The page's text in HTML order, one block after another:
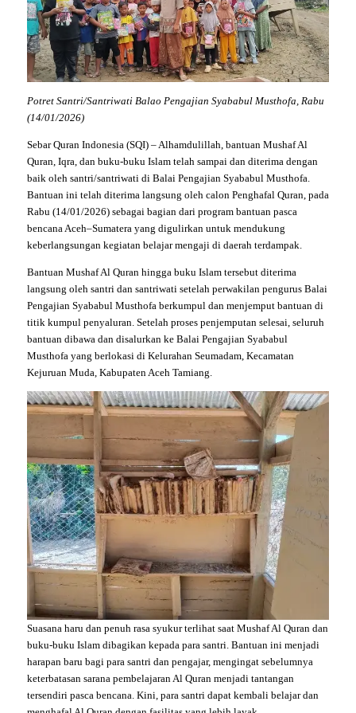
Potret Santri/Santriwati Balao Pengajian Syababul Musthofa, Rabu
(14/01/2026)
Sebar Quran Indonesia (SQI) – Alhamdulillah, bantuan Mushaf Al
Quran, Iqra, dan buku-buku Islam telah sampai dan diterima dengan
baik oleh santri/santriwati di Balai Pengajian Syababul Musthofa.
Bantuan ini telah diterima langsung oleh calon Penghafal Quran, pada
Rabu (14/01/2026) sebagai bagian dari program bantuan pasca
bencana Aceh–Sumatera yang digulirkan untuk mendukung
keberlangsungan kegiatan belajar mengaji di daerah terdampak.
Bantuan Mushaf Al Quran hingga buku Islam tersebut diterima
langsung oleh santri dan santriwati setelah perwakilan pengurus Balai
Pengajian Syababul Musthofa berkumpul dan menjemput bantuan di
titik kumpul penyaluran. Setelah proses penjemputan selesai, seluruh
bantuan dibawa dan disalurkan ke Balai Pengajian Syababul
Musthofa yang berlokasi di Kelurahan Seumadam, Kecamatan
Kejuruan Muda, Kabupaten Aceh Tamiang.
Suasana haru dan penuh rasa syukur terlihat saat Mushaf Al Quran dan
buku-buku Islam dibagikan kepada para santri. Bantuan ini menjadi
harapan baru bagi para santri dan pengajar, mengingat sebelumnya
keterbatasan sarana pembelajaran Al Quran menjadi tantangan
tersendiri pasca bencana. Kini, para santri dapat kembali belajar dan